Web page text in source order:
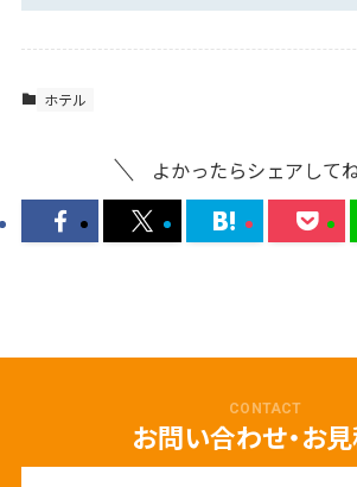
ホテル
よかったらシェアして
CONTACT
お問い合わせ・お